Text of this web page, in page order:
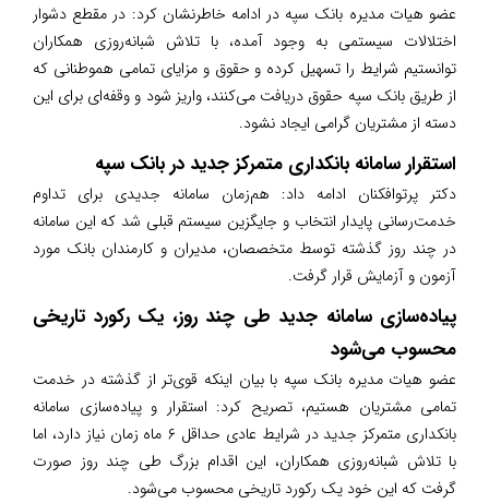
عضو هیات مدیره بانک سپه در ادامه خاطرنشان کرد: در مقطع دشوار
اختلالات سیستمی به وجود آمده، با تلاش شبانه‌روزی همکاران
توانستیم شرایط را تسهیل کرده و حقوق و مزایای تمامی هموطنانی که
از طریق بانک سپه حقوق دریافت می‌کنند، واریز شود و وقفه‌ای برای این
دسته از مشتریان گرامی ایجاد نشود.
استقرار سامانه بانکداری متمرکز جدید در بانک سپه
دکتر پرتوافکنان ادامه داد: هم‌زمان سامانه جدیدی برای تداوم
خدمت‌رسانی پایدار انتخاب و جایگزین سیستم قبلی شد که این سامانه
در چند روز گذشته توسط متخصصان، مدیران و کارمندان بانک مورد
آزمون و آزمایش قرار گرفت.
پیاده‌سازی سامانه جدید طی چند روز، یک رکورد تاریخی
محسوب می‌شود
عضو هیات مدیره بانک سپه با بیان اینکه قوی‌تر از گذشته در خدمت
تمامی مشتریان هستیم، تصریح کرد: استقرار و پیاده‌سازی سامانه
بانکداری متمرکز جدید در شرایط عادی حداقل ۶ ماه زمان نیاز دارد، اما
با تلاش شبانه‌روزی همکاران، این اقدام بزرگ طی چند روز صورت
گرفت که این خود یک رکورد تاریخی محسوب می‌شود.